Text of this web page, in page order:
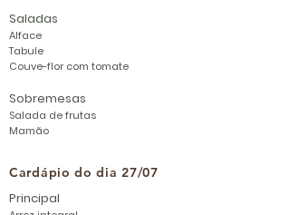
Saladas
Alface
Tabule
Couve-flor com tomate
Sobremesas
Salada de frutas
Mamão
Cardápio do dia 27/07
Principal